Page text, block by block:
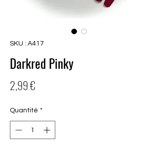
SKU : A417
Darkred Pinky
2,99 €
Quantité *